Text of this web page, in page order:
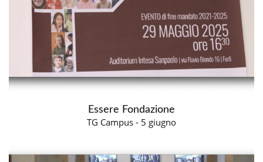
Essere Fondazione
TG Campus - 5 giugno